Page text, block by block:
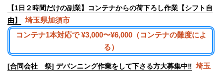
【1日２時間だけの副業】コンテナからの荷下ろし作業【シフト自
由】
埼玉県加須市
コンテナ1本対応で ¥3,000〜¥6,000（コンテナの難度によ
る）
[合同会社 祭] デバンニング作業をして下さる方大募集中‼︎ 埼玉